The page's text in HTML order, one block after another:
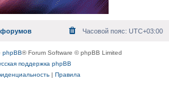
Часовой пояс: UTC+03:00
phpBB® Forum Software © phpBB Limited
поддержка phpBB
| Правила